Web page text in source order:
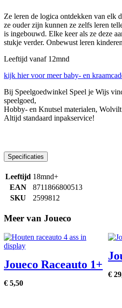
Ze leren de logica ontdekken van elk
ze ouder zijn kunnen ze zelfs leren
is ingebouwd. Elke keer als ze deze
stukje verder. Onbewust leren
Leeftijd vanaf 12mnd
kijk hier voor meer baby- en
Bij Speelgoedwinkel Speel je Wijs
speelgoed,
Hobby- en Knutsel materialen, Wolvilt
Altijd standaard inpakservice!
Specificaties
Leeftijd 18mnd+
EAN
8711866800513
SKU
2599812
Meer van Joueco
Joueco Raceauto 1+
€ 5,50
€